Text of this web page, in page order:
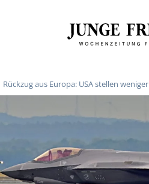
Rückzug aus Europa: USA stellen